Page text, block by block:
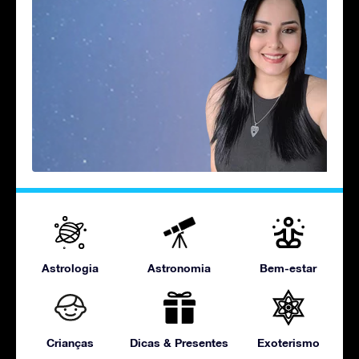
Astrologia Astronomia Bem-estar
Crianças Dicas & Presentes Exoterismo